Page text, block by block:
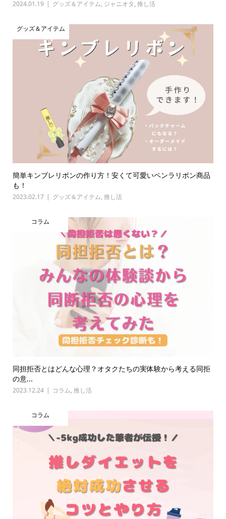
2024.01.19 グッズ＆アイテム, ジャニオタ, 推し活
グッズ＆アイテム
簡単キンブレリボンの作り方！安くて可愛いペンラリボン商品
も！
2023.02.17 グッズ＆アイテム, 推し活
コラム
同担拒否とはどんな心理？オタクたちの実体験から考える同拒
の意...
2023.12.24 コラム, 推し活
コラム